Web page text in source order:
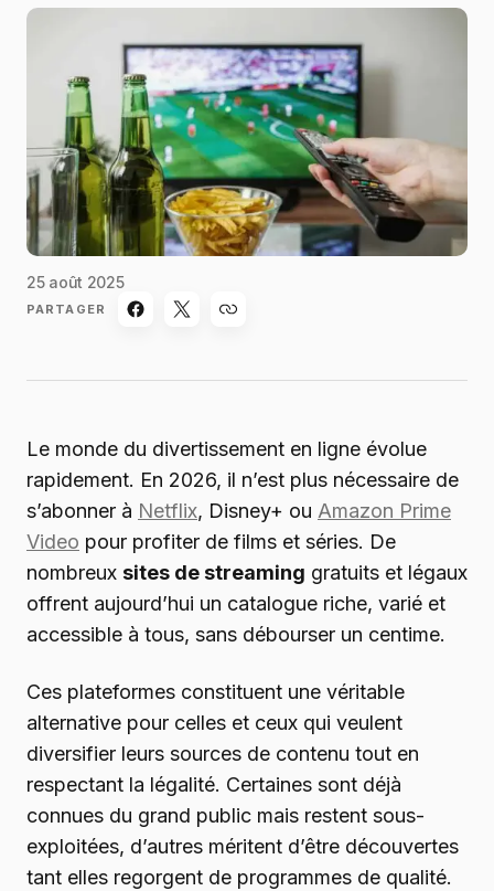
25 août 2025
PARTAGER
Le monde du divertissement en ligne évolue
rapidement. En 2026, il n’est plus nécessaire de
s’abonner à Netflix, Disney+ ou Amazon Prime
Video pour profiter de films et séries. De
nombreux sites de streaming gratuits et légaux
offrent aujourd’hui un catalogue riche, varié et
accessible à tous, sans débourser un centime.
Ces plateformes constituent une véritable
alternative pour celles et ceux qui veulent
diversifier leurs sources de contenu tout en
respectant la légalité. Certaines sont déjà
connues du grand public mais restent sous-
exploitées, d’autres méritent d’être découvertes
tant elles regorgent de programmes de qualité.